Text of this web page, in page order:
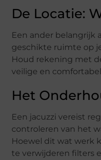
De Locatie:
Een ander belangrijk
geschikte ruimte op
Houd rekening met
veilige en
Het
Een jacuzzi vereist
controleren van het
Hoewel dit wat werk
te verwijderen filters